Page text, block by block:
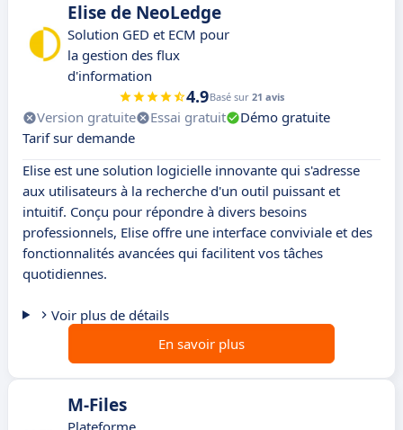
Elise de NeoLedge
Solution GED et ECM pour
la gestion des flux
d'information
4.9Basé sur 21 avis
Version gratuite Essai gratuit
Démo gratuite
Tarif sur demande
Elise est une solution logicielle innovante qui s'adresse
aux utilisateurs à la recherche d'un outil puissant et
intuitif. Conçu pour répondre à divers besoins
professionnels, Elise offre une interface conviviale et des
fonctionnalités avancées qui facilitent vos tâches
quotidiennes.
Voir plus de détails
En savoir plus
M-Files